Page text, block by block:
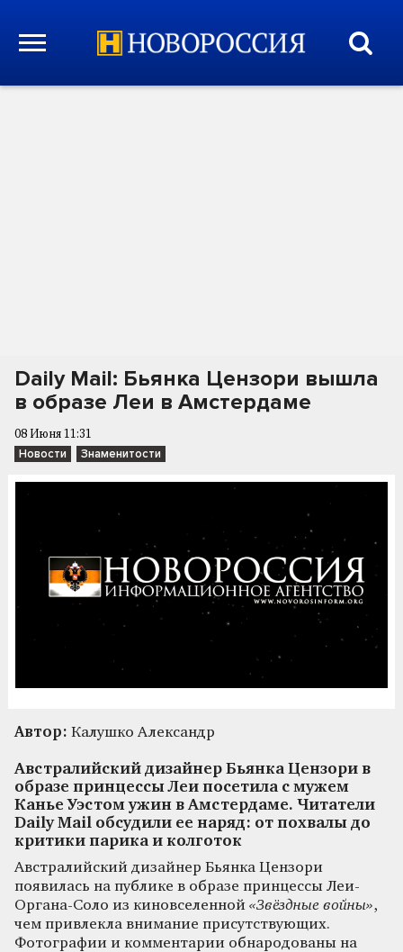
Daily Mail: Бьянка Цензори вышла
в образе Леи в Амстердаме
08 Июня 11:31
Новости Знаменитости
Автор: Калушко Александр
Австралийский дизайнер Бьянка Цензори в
образе принцессы Леи посетила с мужем
Канье Уэстом ужин в Амстердаме. Читатели
Daily Mail обсудили ее наряд: от похвалы до
критики парика и колготок
Австралийский дизайнер Бьянка Цензори
появилась на публике в образе принцессы Леи-
Органа-Соло из киновселенной «Звёздные войны»,
чем привлекла внимание присутствующих.
Фотографии и комментарии обнародованы на